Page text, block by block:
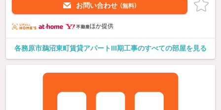
お問い合わせ （無料）
ほか提供
各務原市鵜沼東町賃貸アパートIII期工事のすべての部屋を見る